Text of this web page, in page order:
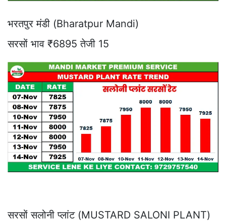
भरतपुर मंडी (Bharatpur Mandi)
सरसों भाव ₹6895 तेजी 15
सरसों सलोनी प्लांट (MUSTARD SALONI PLANT)